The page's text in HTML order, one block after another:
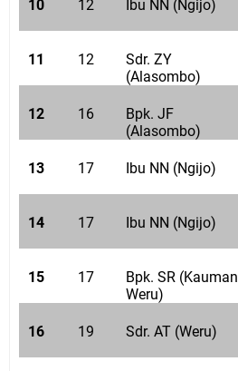
10 12 Ibu NN (Ngijo)
11 12
Sdr. ZY
(Alasombo)
12 16
Bpk. JF
(Alasombo)
13 17 Ibu NN (Ngijo)
14 17 Ibu NN (Ngijo)
15 17
Bpk. SR (Kauman
Weru)
16 19 Sdr. AT (Weru)